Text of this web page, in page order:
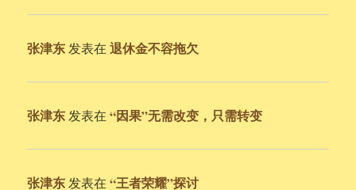
张津东 发表在退休金不容拖欠
张津东 发表在“因果”无需改变，只需转变
张津东 发表在“王者荣耀”探讨